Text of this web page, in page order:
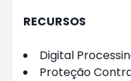
RECURSOS
Digital
Proteção